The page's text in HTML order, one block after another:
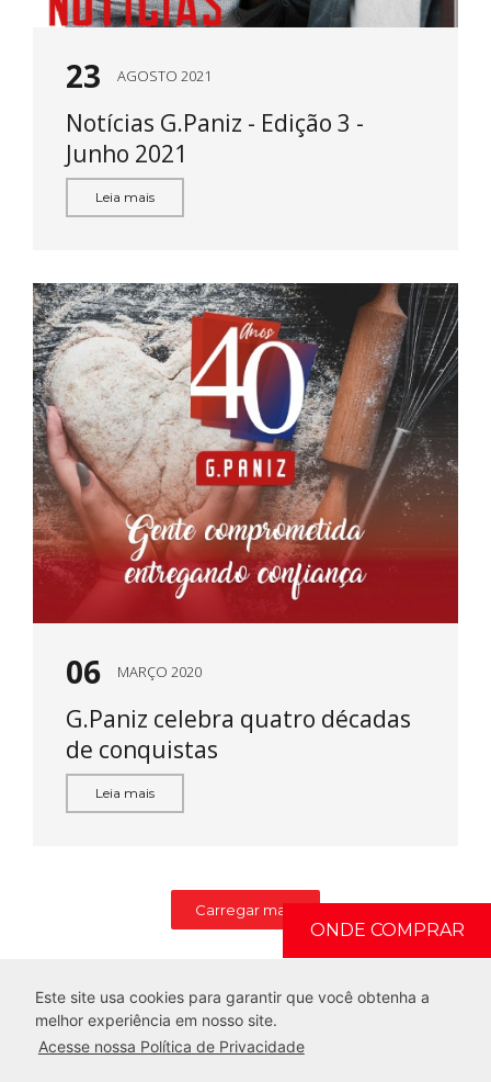
Este site usa cookies para garantir que você obtenha a
melhor experiência em nosso site.
Acesse nossa Política de Privacidade
ONDE COMPRAR
23 AGOSTO 2021
Notícias G.Paniz - Edição 3 -
Junho 2021
Leia mais
06 MARÇO 2020
G.Paniz celebra quatro décadas
de conquistas
Leia mais
Carregar mais